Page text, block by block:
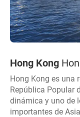
Hong Kong
Hong Kong es una
República Popular
dinámica y uno de
importantes de